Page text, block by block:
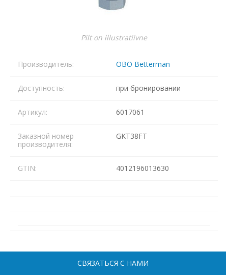
Pilt on illustratiivne
Производитель: OBO Betterman
Доступность: при бронировании
Артикул: 6017061
Заказной номер
производителя:
GKT38FT
GTIN: 4012196013630
СВЯЗАТЬСЯ С НАМИ